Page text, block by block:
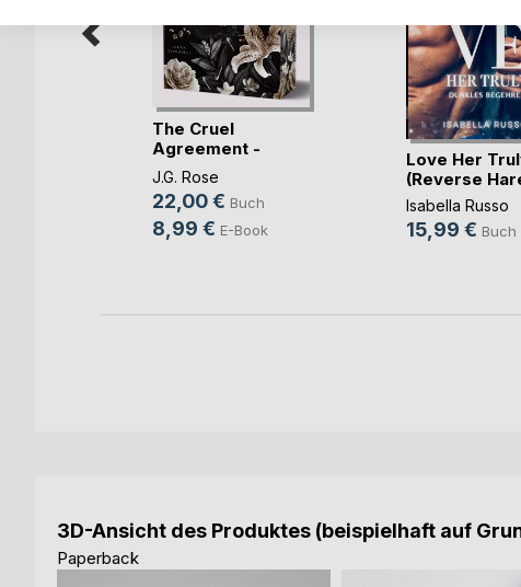
The Cruel
Agreement -
Gestohlen vo(...)
J.G. Rose
22,00 € Buch
8,99 € E-Book
Love Her
(Reverse
Isabella Russo
15,99 € Buch
3D-Ansicht des Produktes (beispielhaft auf
Paperback